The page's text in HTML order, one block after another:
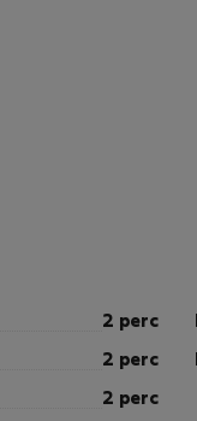
2 perc
2 perc
2 perc